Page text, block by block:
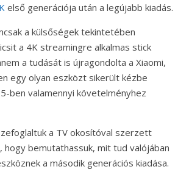
első generációja után a legújabb kiadás.
a külsőségek tekintetében
a 4K streamingre alkalmas stick
a tudását is újragondolta a Xiaomi,
egy olyan eszközt sikerült kézbe
ben valamennyi követelményhez
a TV okosítóval szerzett
hogy bemutathassuk, mit tud valójában
a második generációs kiadása.